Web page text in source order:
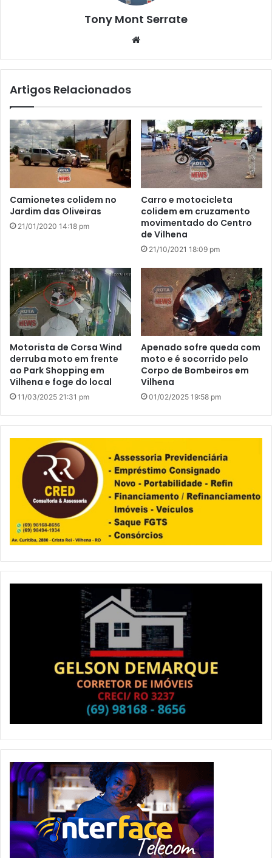
Tony Mont Serrate
te
Artigos Relacionados
Camionetes colidem no
Jardim das Oliveiras
21/01/2020 14:18 pm
Carro e motocicleta
colidem em cruzamento
movimentado do Centro
de Vilhena
21/10/2021 18:09 pm
Motorista de Corsa Wind
derruba moto em frente
ao Park Shopping em
Vilhena e foge do local
11/03/2025 21:31 pm
Apenado sofre queda com
moto e é socorrido pelo
Corpo de Bombeiros em
Vilhena
01/02/2025 19:58 pm